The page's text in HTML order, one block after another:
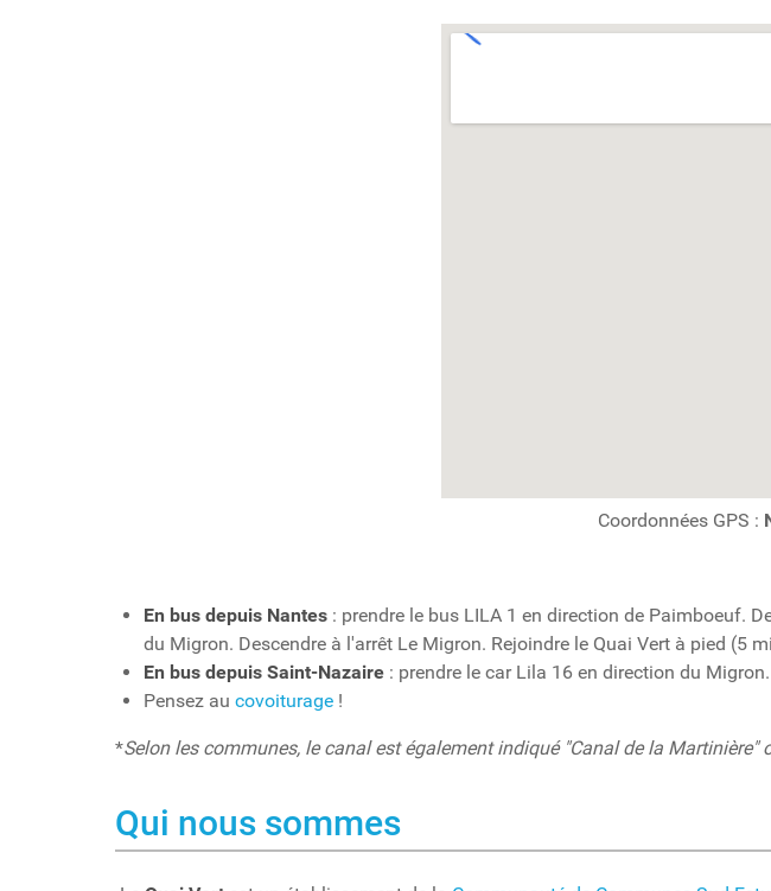
Coordonnées GPS :
En bus depuis Nantes : prendre le bus LILA 1 en direction de Paimboeuf.
du Migron. Descendre à l'arrêt Le Migron. Rejoindre le Quai Vert à pied (5
En bus depuis Saint-Nazaire : prendre le car Lila 16 en direction du
Pensez au covoiturage !
*Selon les communes, le canal est également indiqué "Canal de la
Qui nous sommes